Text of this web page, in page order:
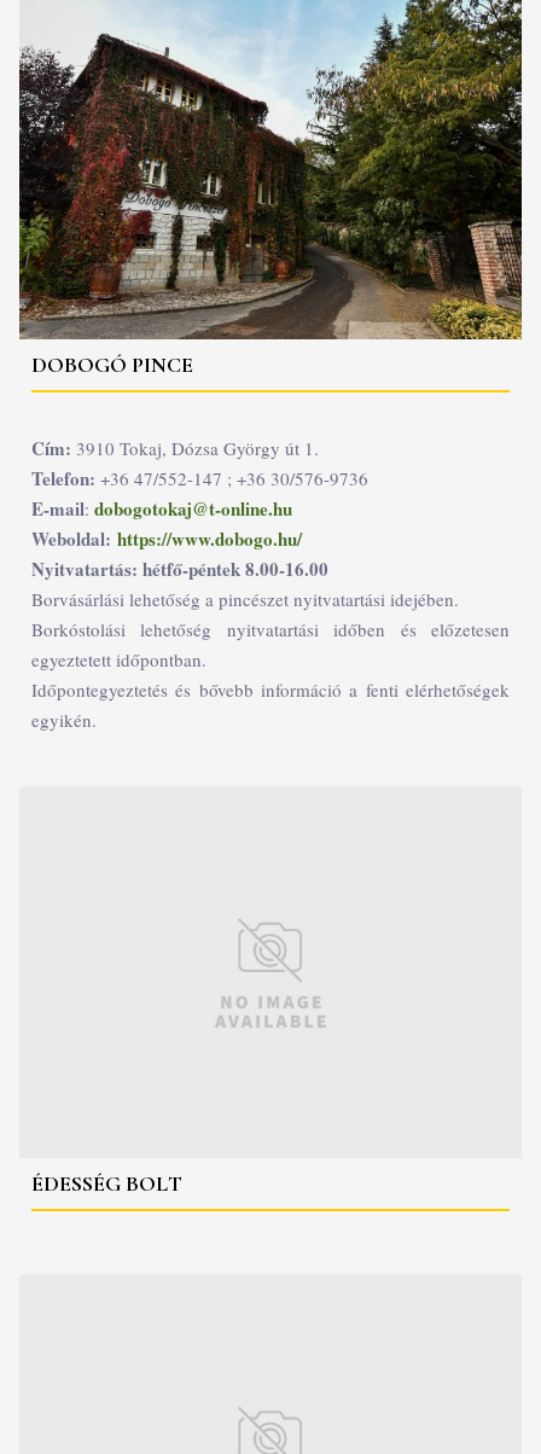
DOBOGÓ PINCE
Cím: 3910 Tokaj, Dózsa György út 1.
Telefon: +36 47/552-147 ; +36 30/576-9736
E-mail: dobogotokaj@t-online.hu
Weboldal: https://www.dobogo.hu/
Nyitvatartás: hétfő-péntek 8.00-16.00
Borvásárlási lehetőség a pincészet nyitvatartási idejében.
Borkóstolási lehetőség nyitvatartási időben és előzetesen
egyeztetett időpontban.
Időpontegyeztetés és bővebb információ a fenti elérhetőségek
egyikén.
ÉDESSÉG BOLT